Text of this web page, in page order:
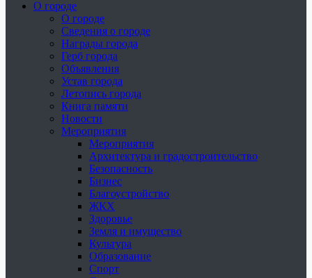
О городе
О городе
Сведения о городе
Награды города
Герб города
Объявления
Устав города
Летопись города
Книга памяти
Новости
Мероприятия
Мероприятия
Архитектура и градостроительство
Безопасность
Бизнес
Благоустройство
ЖКХ
Здоровье
Земля и имущество
Культура
Образование
Спорт